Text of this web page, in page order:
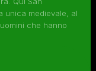
unica medievale, al
che hanno